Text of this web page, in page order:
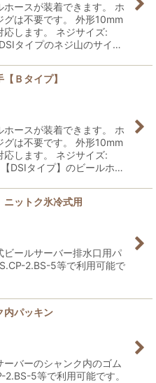
ホースが装着できます。 ホ
グは不要です。 外形10mm
応します。 ネジサイズ:
タイプのネジ山のサイ…
Ｂタイプ】
ホースが装着できます。 ホ
グは不要です。 外形10mm
応します。 ネジサイズ:
DSIタイプ】のビールホ…
ットク氷冷式用
ビールサーバー排水口用パ
2.BS-5等で利用可能で
内パッキン
ーバーのシャンク内のゴム
2.BS-5等で利用可能です。